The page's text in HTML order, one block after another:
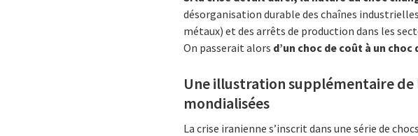
désorganisation durable des chaînes
métaux) et des arrêts de production dans les
On passerait alors d’un choc de coût à un choc
Une illustration supplémentaire
mondialisées
La crise iranienne s’inscrit dans une série de